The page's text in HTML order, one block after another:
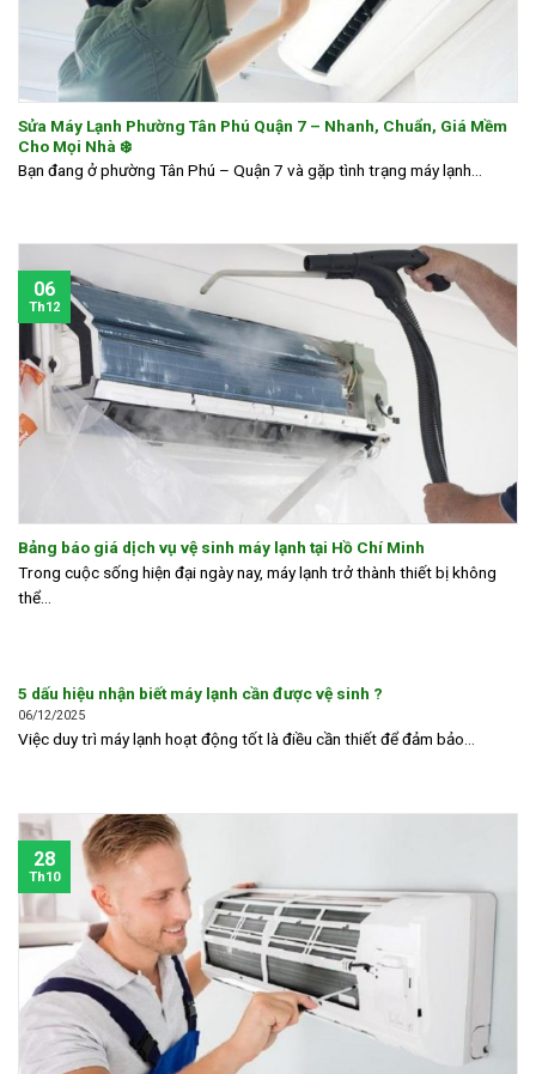
Sửa Máy Lạnh Phường Tân Phú Quận 7 – Nhanh, Chuẩn, Giá Mềm
Cho Mọi Nhà ❄️
Bạn đang ở phường Tân Phú – Quận 7 và gặp tình trạng máy lạnh...
Bảng báo giá dịch vụ vệ sinh máy lạnh tại Hồ Chí Minh
Trong cuộc sống hiện đại ngày nay, máy lạnh trở thành thiết bị không
thể...
06
Th12
5 dấu hiệu nhận biết máy lạnh cần được vệ sinh ?
06/12/2025
Việc duy trì máy lạnh hoạt động tốt là điều cần thiết để đảm bảo...
28
Th10